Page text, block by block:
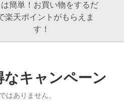
簡単！お買い物をするだ
楽天ポイントがもらえま
す！
キャンペーン
はありません。